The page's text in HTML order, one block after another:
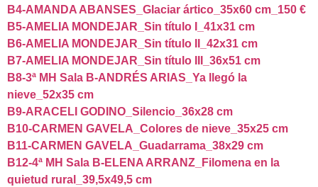
B4-AMANDA ABANSES_Glaciar ártico_35x60 cm_150 €
B5-AMELIA MONDEJAR_Sin título I_41x31 cm
B6-AMELIA MONDEJAR_Sin título II_42x31 cm
B7-AMELIA MONDEJAR_Sin título III_36x51 cm
B8-3ª MH Sala B-ANDRÉS ARIAS_Ya llegó la
nieve_52x35 cm
B9-ARACELI GODINO_Silencio_36x28 cm
B10-CARMEN GAVELA_Colores de nieve_35x25 cm
B11-CARMEN GAVELA_Guadarrama_38x29 cm
B12-4ª MH Sala B-ELENA ARRANZ_Filomena en la
quietud rural_39,5x49,5 cm